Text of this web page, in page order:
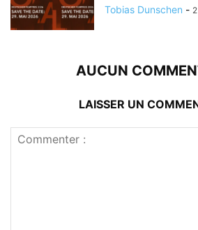
Tobias Dunschen -
AUCUN
LAISSER UN